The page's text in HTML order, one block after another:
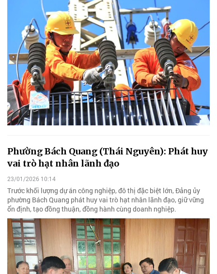
Phường Bách Quang (Thái Nguyên): Phát huy
vai trò hạt nhân lãnh đạo
23/01/2026 10:14
Trước khối lượng dự án công nghiệp, đô thị đặc biệt lớn, Đảng ủy
phường Bách Quang phát huy vai trò hạt nhân lãnh đạo, giữ vững
ổn định, tạo đồng thuận, đồng hành cùng doanh nghiệp.